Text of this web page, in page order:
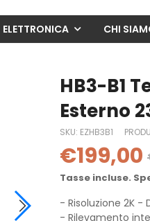
ELETTRONICA CHI
HB3-B1
Esterno
SKU: EZHB3B1
€199,00
Tasse incluse.
- Risoluzione 2K -
- Rilevamento